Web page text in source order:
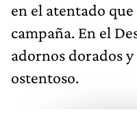
en el atentado
campaña. En el
adornos dorados
ostentoso.